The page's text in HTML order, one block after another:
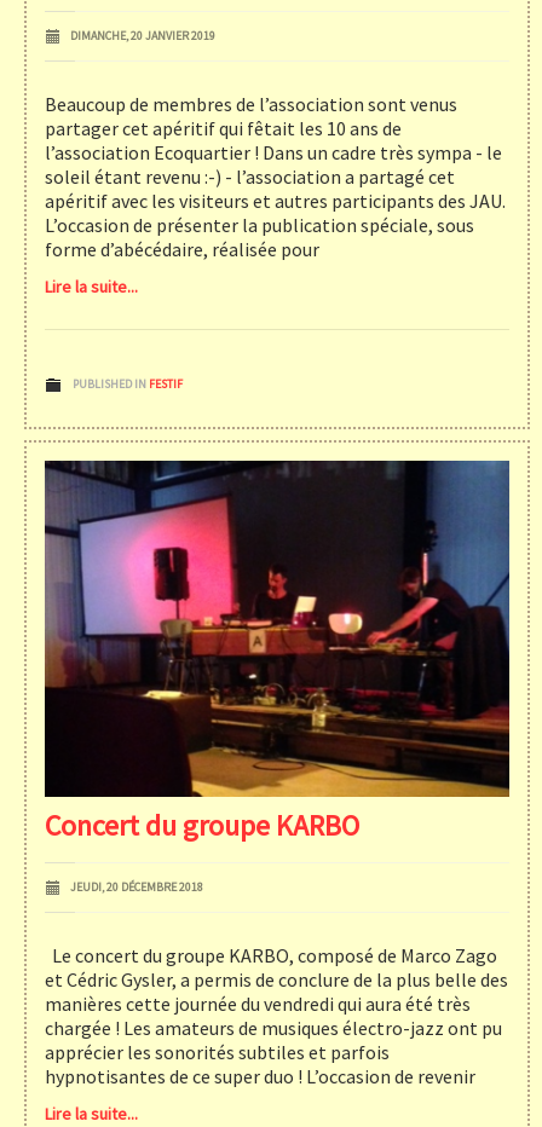
DIMANCHE, 20 JANVIER 2019
Beaucoup de membres de l’association sont venus
partager cet apéritif qui fêtait les 10 ans de
l’association Ecoquartier ! Dans un cadre très sympa - le
soleil étant revenu :-) - l’association a partagé cet
apéritif avec les visiteurs et autres participants des JAU.
L’occasion de présenter la publication spéciale, sous
forme d’abécédaire, réalisée pour
Lire la suite...
PUBLISHED IN FESTIF
Concert du groupe KARBO
JEUDI, 20 DÉCEMBRE 2018
Le concert du groupe KARBO, composé de Marco Zago
et Cédric Gysler, a permis de conclure de la plus belle des
manières cette journée du vendredi qui aura été très
chargée ! Les amateurs de musiques électro-jazz ont pu
apprécier les sonorités subtiles et parfois
hypnotisantes de ce super duo ! L’occasion de revenir
Lire la suite...